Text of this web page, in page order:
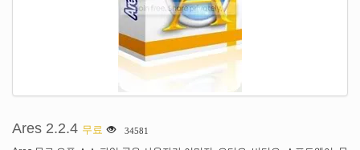
으로 개발 하 고 향상 된 개발자 기능에 노력 하 고 물건을 더 많은 사용자 친화적
인 만들기 시간을 많이 박 았. 그들은 준비가 되 면, 아니 일정 압력으로 나타나는
몇 가지 버그가 빨리 해결 하 고 고정 자료만 밖으로 나와.
Ares 2.2.4 무료 34581